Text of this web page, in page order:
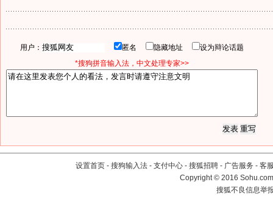
用户： 匿名 隐藏地址
设为辩论话题
*搜狗拼音输入法，中文处理专家>>
设置首页 - 搜狗输入法 - 支付中心 - 搜狐招聘 - 广告服务 - 客
Copyright©2016
搜狐不良信息举